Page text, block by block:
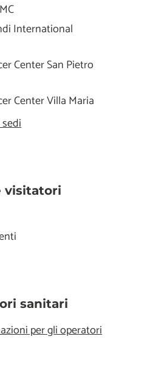
International
Center San Pietro
Center Villa Maria
visitatori
sanitari
per gli operatori